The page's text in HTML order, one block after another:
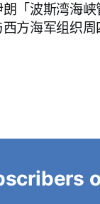
「波斯湾海峡
方海军组织